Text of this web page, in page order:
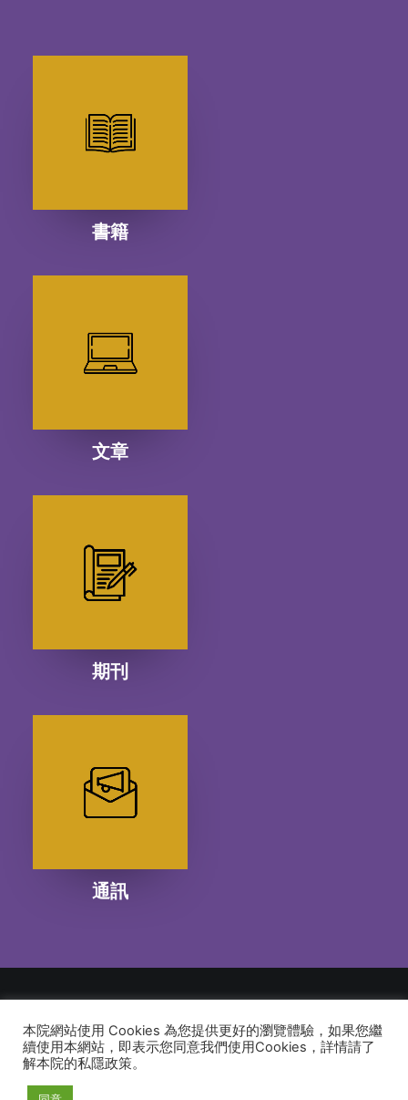
書籍
文章
期刊
通訊
© 2026 建道神學院Alliance Bible Seminary. All rights reserved
本院網站使用 Cookies 為您提供更好的瀏覽體驗，如果您繼
續使用本網站，即表示您同意我們使用Cookies，詳情請了
解本院的私隱政策。